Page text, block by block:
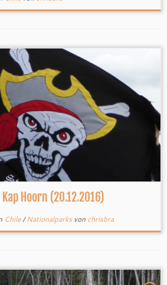
Hoorn (20.12.2016)
Chile/Nationalparks von chrisbra